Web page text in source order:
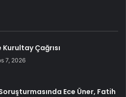
Kurultay Çağrısı
7, 2026
Ece Üner, Fatih